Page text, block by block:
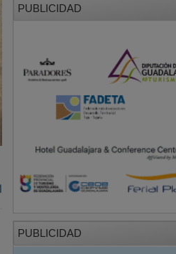
PUBLICIDAD
PUBLICIDAD